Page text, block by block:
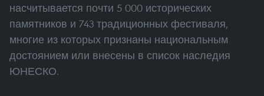
насчитывается почти 5 000 исторических
памятников и 743 традиционных фестиваля,
многие из которых признаны национальным
достоянием или внесены в список наследия
ЮНЕСКО.